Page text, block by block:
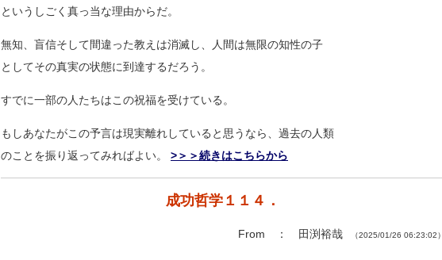
というしごく真っ当な理由からだ。
無知、盲信そして間違った教えは消滅し、人間は無限の知性の子
としてその真実の状態に到達するだろう。
すでに一部の人たちはこの祝福を受けている。
もしあなたがこの予言は現実離れしていると思うなら、過去の人類
のことを振り返ってみればよい。 >＞＞続きはこちらから
成功哲学１１４．
From ： 田渕裕哉 （2025/01/26 06:23:02）